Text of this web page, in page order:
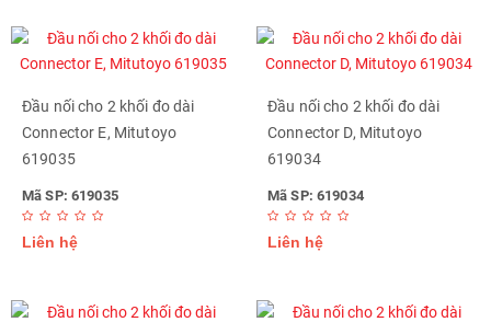
Đầu nối cho 2 khối đo dài
Connector E, Mitutoyo
619035
Mã SP: 619035
Liên hệ
Đầu nối cho 2 khối đo dài
Connector D, Mitutoyo
619034
Mã SP: 619034
Liên hệ